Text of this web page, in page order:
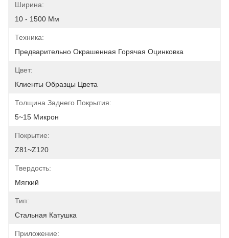
Ширина:
10 - 1500 Мм
Техника:
Предварительно Окрашенная Горячая Оцинковка
Цвет:
Клиенты Образцы Цвета
Толщина Заднего Покрытия:
5~15 Микрон
Покрытие:
Z81~Z120
Твердость:
Мягкий
Тип:
Стальная Катушка
Приложение: